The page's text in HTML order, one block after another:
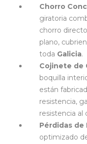
Chorro
giratoria
chorro
plano,
toda Galicia.
Cojinete de
boquilla
están
resistencia,
resistencia al
Pérdidas de
optimizado